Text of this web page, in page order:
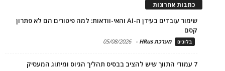
כתבות אחרונות
שימור עובדים בעידן ה-AI והאי-וודאות: למה פיטורים הם לא פתרון
קסם
בלוגים מערכת HRus -
05/08/2026
7 עמודי התווך שיש להציב בבסיס תהליך הגיוס ומיתוג המעסיק